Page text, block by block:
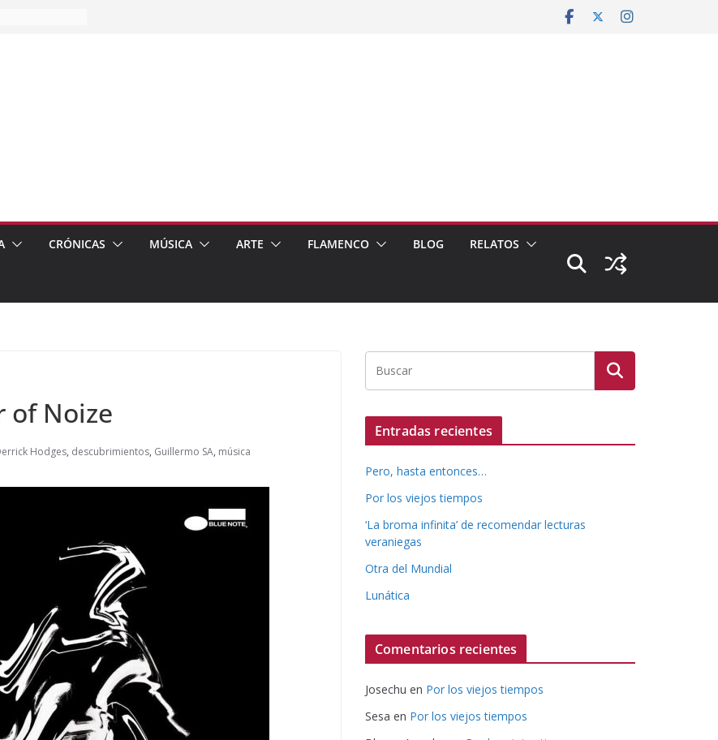
CRÓNICAS MÚSICA ARTE FLAMENCO BLOG RELATOS
of Noize
Hodges, descubrimientos, Guillermo SA, música
Entradas recientes
Pero, hasta entonces…
Por los viejos tiempos
‘La broma infinita’ de recomendar lecturas
veraniegas
Otra del Mundial
Lunática
Comentarios recientes
Josechu en Por los viejos tiempos
Sesa en Por los viejos tiempos